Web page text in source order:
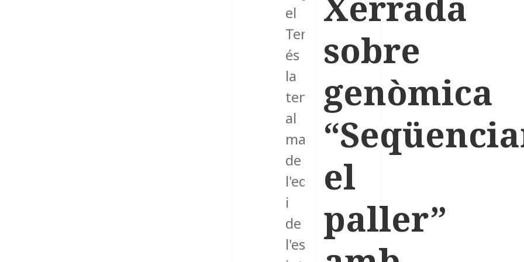
el
Termcat,
és
la
tendència
al
manteniment
de
l'equilibri
i
de
l'estabilitat
sobre
genòmica
el
paller”